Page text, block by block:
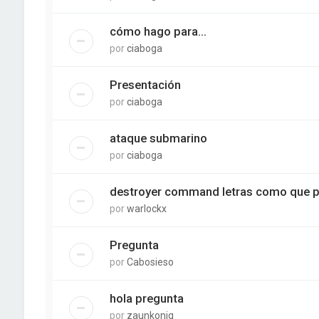
cómo hago para...
porciaboga
Presentación
porciaboga
ataque submarino
porciaboga
destroyer command letras como que
porwarlockx
Pregunta
porCabosieso
hola pregunta
por zaunkonig